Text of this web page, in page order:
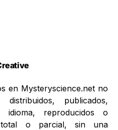
en Mysteryscience.net no
publicados,
idioma, reproducidos o
total o parcial, sin una